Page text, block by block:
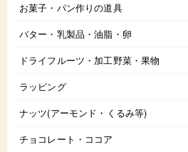
お菓子・パン作りの道具
バター・乳製品・油脂・卵
ドライフルーツ・加工野菜・果物
ラッピング
ナッツ(アーモンド・くるみ等)
チョコレート・ココア